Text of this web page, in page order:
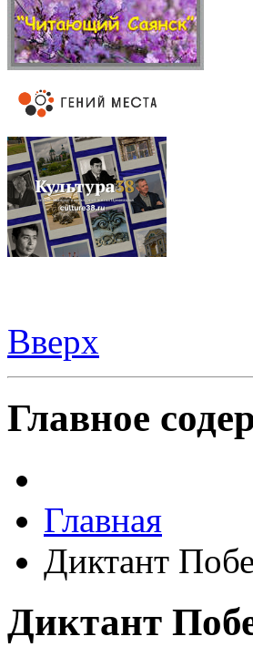
Вверх
Главное
Главная
Диктант
Диктант